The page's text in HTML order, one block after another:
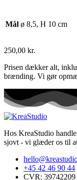
Mål ø 8,5, H 10 cm
250,00 kr.
Prisen dækker alt,
brænding. Vi gør
Hos KreaStudio
sjovt - vi glæder os til
+45 42 46 90 44
CVR: 39742209